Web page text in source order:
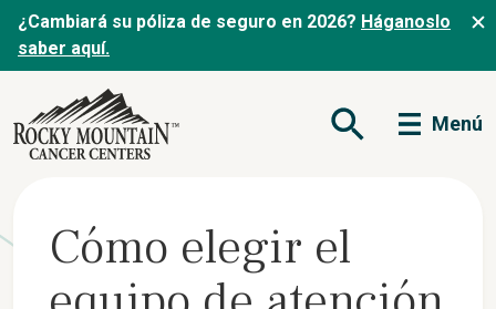
¿Cambiará su póliza de seguro en 2026? Háganoslo
saber aquí.
Abrir formulario de
Menú
Cómo elegir el